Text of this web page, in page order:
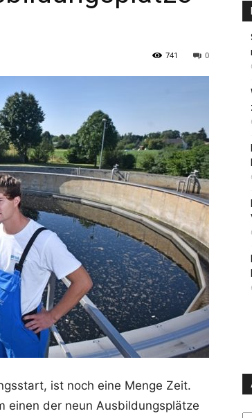
0
741
ist noch eine Menge Zeit.
einen der neun Ausbildungsplätze